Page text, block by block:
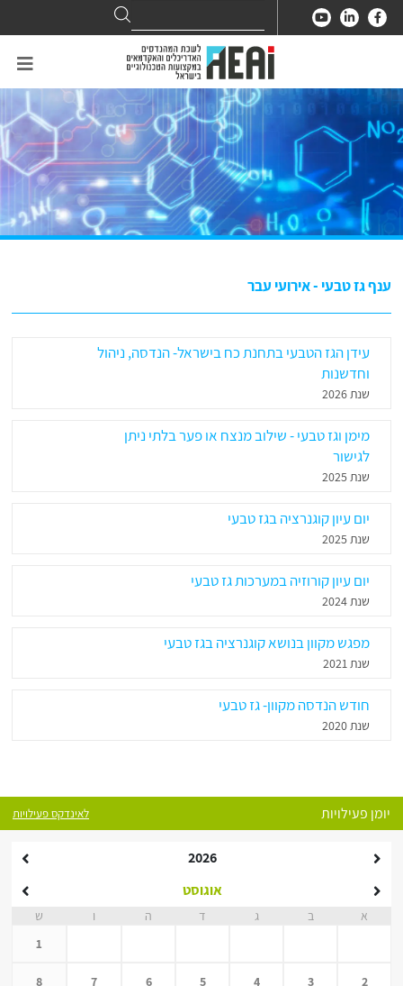
for:
Search
ענף גז טבעי - אירועי עבר
עידן הגז הטבעי בתחנת כח בישראל- הנדסה, ניהול
וחדשנות
שנת 2026
מימן וגז טבעי - שילוב מנצח או פער בלתי ניתן
לגישור
שנת 2025
יום עיון קוגנרציה בגז טבעי
שנת 2025
יום עיון קורוזיה במערכות גז טבעי
שנת 2024
מפגש מקוון בנושא קוגנרציה בגז טבעי
שנת 2021
חודש הנדסה מקוון- גז טבעי
שנת 2020
יומן פעילויות לאינדקס פעילויות
2026
אוגוסט
א ב ג ד ה ו
ש
1
2
3
4
5
6
7
8